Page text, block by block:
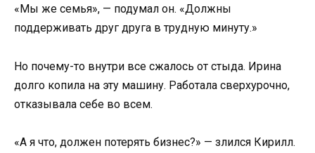
«Мы же семья», — подумал он. «Должны
поддерживать друг друга в трудную минуту.»
Но почему-то внутри все сжалось от стыда. Ирина
долго копила на эту машину. Работала сверхурочно,
отказывала себе во всем.
«А я что, должен потерять бизнес?» — злился Кирилл.